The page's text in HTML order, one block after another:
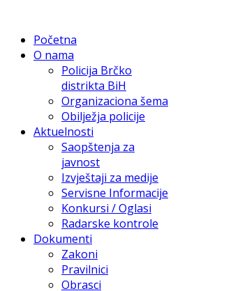
Početna
O nama
Policija Brčko
distrikta BiH
Organizaciona šema
Obilježja policije
Aktuelnosti
Saopštenja za
javnost
Izvještaji za medije
Servisne Informacije
Konkursi / Oglasi
Radarske kontrole
Dokumenti
Zakoni
Pravilnici
Obrasci